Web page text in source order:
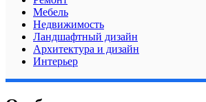
Мебель
Недвижимость
Ландшафтный дизайн
Архитектура и дизайн
Интерьер